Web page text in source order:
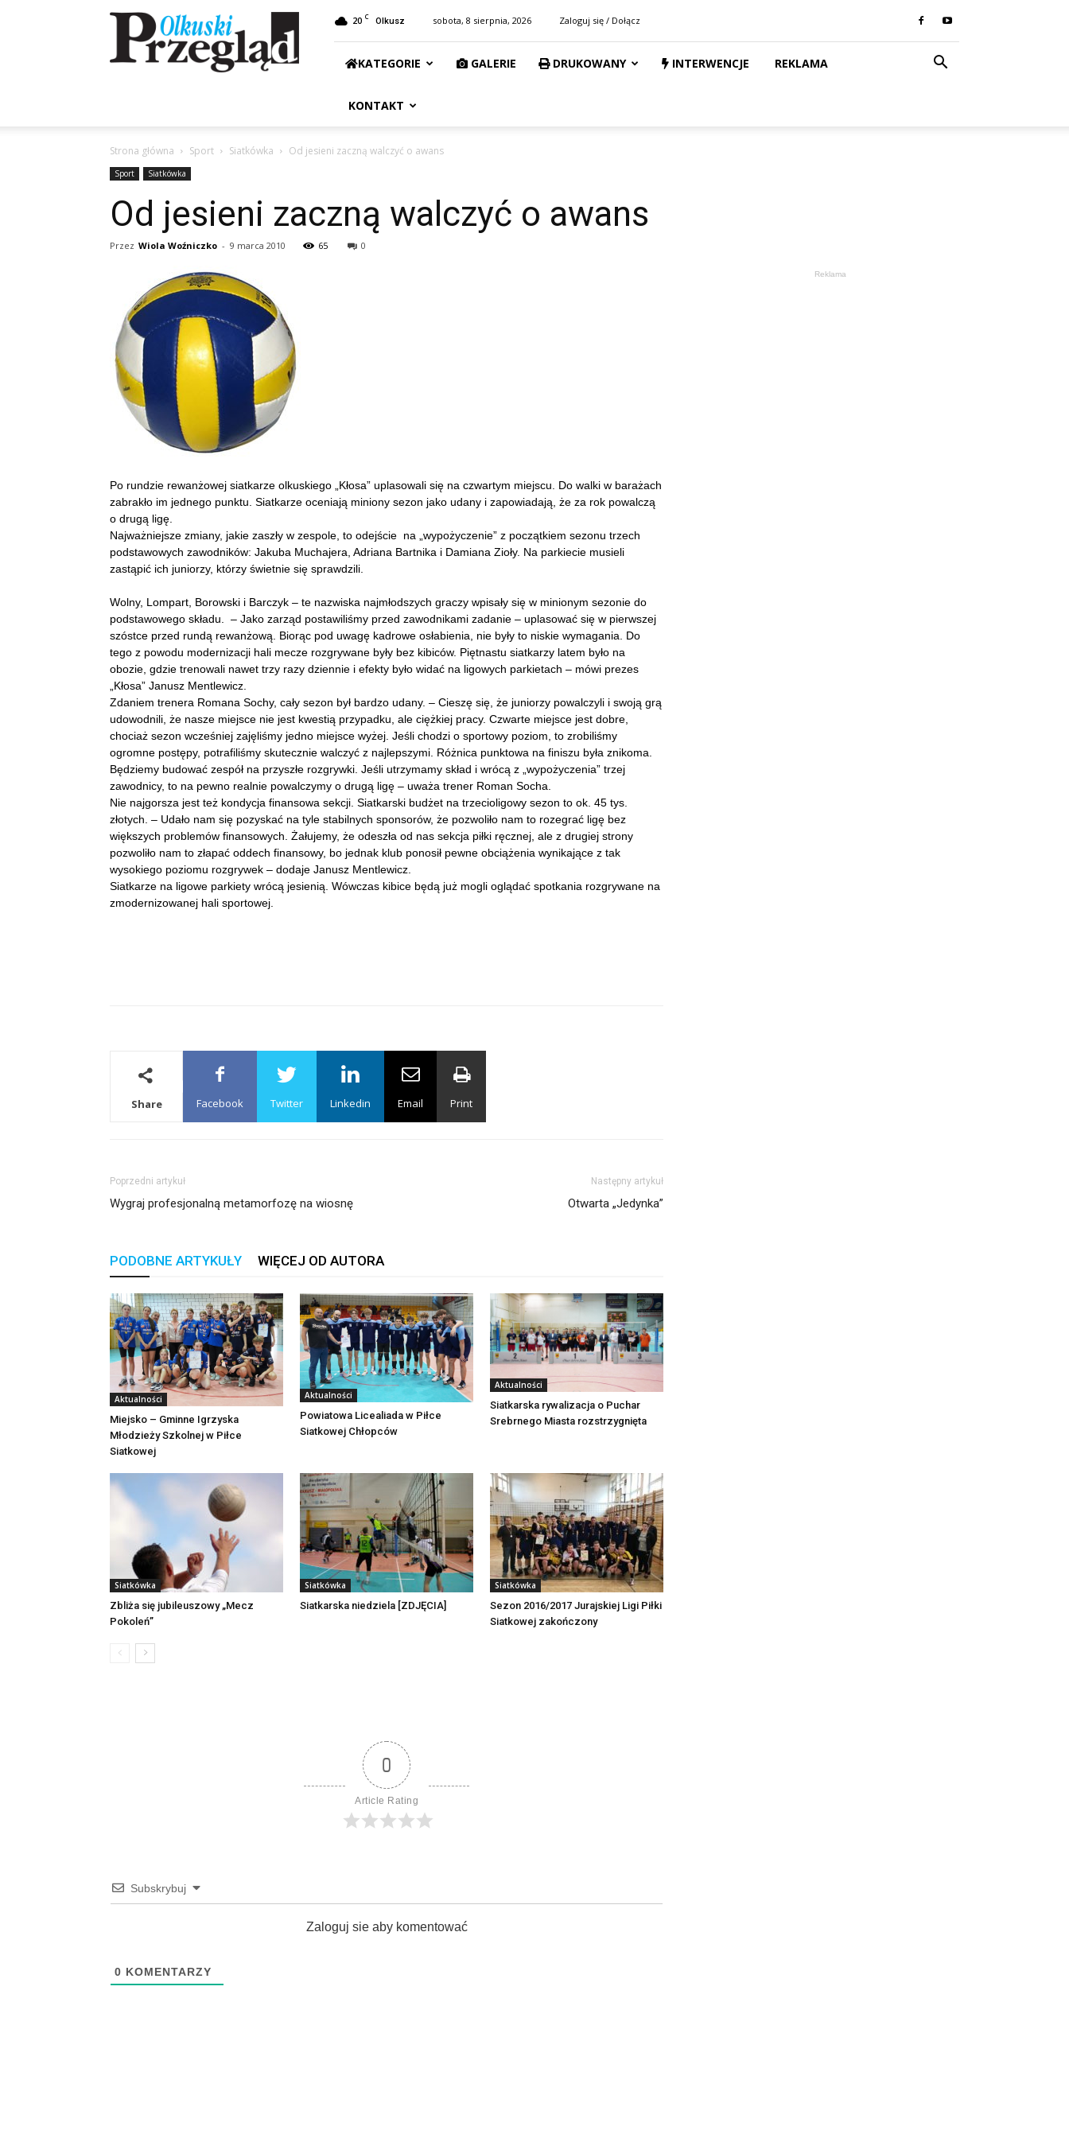
Przegląd
Olkuski
20 C Olkusz sobota, 8 sierpnia, 2026 Zaloguj się / Dołącz
KATEGORIE GALERIE DRUKOWANY INTERWENCJE REKLAMA
KONTAKT
Strona główna Sport Siatkówka Od jesieni zaczną walczyć o awans
Sport Siatkówka
Od jesieni zaczną walczyć o awans
Przez Wiola Woźniczko - 9 marca 2010 65 0
Po rundzie rewanżowej siatkarze olkuskiego „Kłosa” uplasowali się na czwartym miejscu. Do walki w barażach
zabrakło im jednego punktu. Siatkarze oceniają miniony sezon jako udany i zapowiadają, że za rok powalczą
o drugą ligę.
Najważniejsze zmiany, jakie zaszły w zespole, to odejście na „wypożyczenie” z początkiem sezonu trzech
podstawowych zawodników: Jakuba Muchajera, Adriana Bartnika i Damiana Zioły. Na parkiecie musieli
zastąpić ich juniorzy, którzy świetnie się sprawdzili.
Wolny, Lompart, Borowski i Barczyk – te nazwiska najmłodszych graczy wpisały się w minionym sezonie do
podstawowego składu. – Jako zarząd postawiliśmy przed zawodnikami zadanie – uplasować się w pierwszej
szóstce przed rundą rewanżową. Biorąc pod uwagę kadrowe osłabienia, nie były to niskie wymagania. Do
tego z powodu modernizacji hali mecze rozgrywane były bez kibiców. Piętnastu siatkarzy latem było na
obozie, gdzie trenowali nawet trzy razy dziennie i efekty było widać na ligowych parkietach – mówi prezes
„Kłosa” Janusz Mentlewicz.
Zdaniem trenera Romana Sochy, cały sezon był bardzo udany. – Cieszę się, że juniorzy powalczyli i swoją grą
udowodnili, że nasze miejsce nie jest kwestią przypadku, ale ciężkiej pracy. Czwarte miejsce jest dobre,
chociaż sezon wcześniej zajęliśmy jedno miejsce wyżej. Jeśli chodzi o sportowy poziom, to zrobiliśmy
ogromne postępy, potrafiliśmy skutecznie walczyć z najlepszymi. Różnica punktowa na finiszu była znikoma.
Będziemy budować zespół na przyszłe rozgrywki. Jeśli utrzymamy skład i wrócą z „wypożyczenia” trzej
zawodnicy, to na pewno realnie powalczymy o drugą ligę – uważa trener Roman Socha.
Nie najgorsza jest też kondycja finansowa sekcji. Siatkarski budżet na trzecioligowy sezon to ok. 45 tys.
złotych. – Udało nam się pozyskać na tyle stabilnych sponsorów, że pozwoliło nam to rozegrać ligę bez
większych problemów finansowych. Żałujemy, że odeszła od nas sekcja piłki ręcznej, ale z drugiej strony
pozwoliło nam to złapać oddech finansowy, bo jednak klub ponosił pewne obciążenia wynikające z tak
wysokiego poziomu rozgrywek – dodaje Janusz Mentlewicz.
Siatkarze na ligowe parkiety wrócą jesienią. Wówczas kibice będą już mogli oglądać spotkania rozgrywane na
zmodernizowanej hali sportowej.
Share Facebook Twitter Linkedin Email Print
Poprzedni artykuł
Wygraj profesjonalną metamorfozę na wiosnę
Następny artykuł
Otwarta „Jedynka”
PODOBNE ARTYKUŁY WIĘCEJ OD AUTORA
Aktualności
Miejsko – Gminne Igrzyska
Młodzieży Szkolnej w Piłce
Siatkowej
Aktualności
Powiatowa Licealiada w Piłce
Siatkowej Chłopców
Aktualności
Siatkarska rywalizacja o Puchar
Srebrnego Miasta rozstrzygnięta
Siatkówka
Zbliża się jubileuszowy „Mecz
Pokoleń”
Siatkówka
Siatkarska niedziela [ZDJĘCIA]
Siatkówka
Sezon 2016/2017 Jurajskiej Ligi Piłki
Siatkowej zakończony
0
Article Rating
Subskrybuj
Zaloguj sie aby komentować
0 KOMENTARZY
Reklama